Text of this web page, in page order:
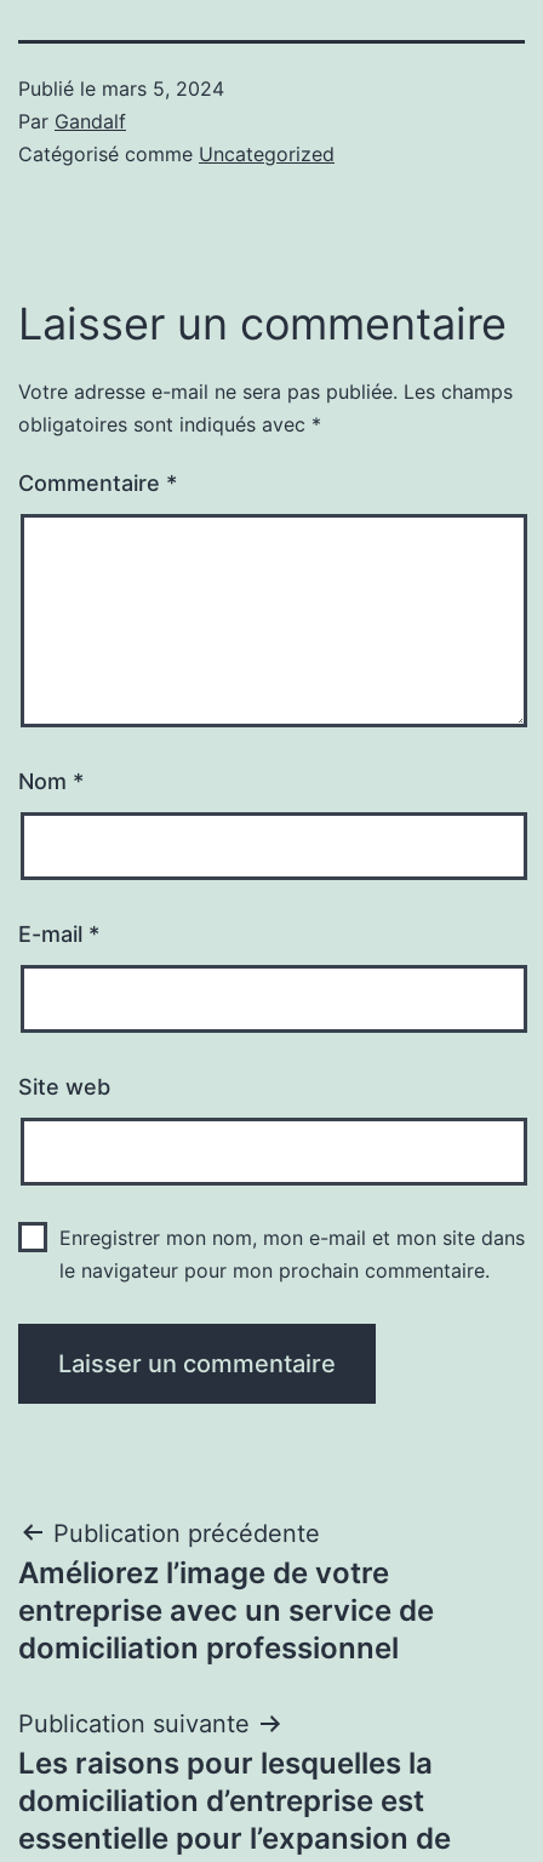
Publié le mars 5, 2024
Par Gandalf
Catégorisé comme Uncategorized
Laisser un commentaire
Votre adresse e-mail ne sera pas publiée. Les champs
obligatoires sont indiqués avec *
Commentaire *
Nom *
E-mail *
Site web
Enregistrer mon nom, mon e-mail et mon site dans
le navigateur pour mon prochain commentaire.
Navigation
de
l’article
Publication précédente
Améliorez l’image de votre
entreprise avec un service de
domiciliation professionnel
Publication suivante
Les raisons pour lesquelles la
domiciliation d’entreprise est
essentielle pour l’expansion de